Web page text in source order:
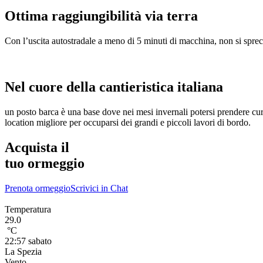
Ottima raggiungibilità via terra
Con l’uscita autostradale a meno di 5 minuti di macchina, non si
Nel cuore della cantieristica italiana
un posto barca è una base dove nei mesi invernali potersi prendere
location migliore per occuparsi dei grandi e piccoli lavori di bordo.
Acquista il
tuo ormeggio
Prenota ormeggioScrivici in Chat
Temperatura
29.0
°C
22:57 sabato
La Spezia